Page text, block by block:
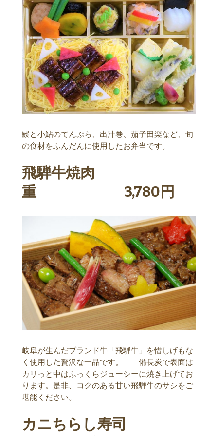
鰻と小鮎のてんぷら、出汁巻、茄子田楽など、旬
の食材をふんだんに使用したお弁当です。
飛騨牛焼肉
重 3,780円
岐阜が生んだブランド牛「飛騨牛」を惜しげもな
く使用した贅沢な一品です。 備長炭で表面は
カリっと中はふっくらジューシーに焼き上げてお
ります。是非、コクのある甘い飛騨牛のサシをご
堪能ください。
カニちらし寿司